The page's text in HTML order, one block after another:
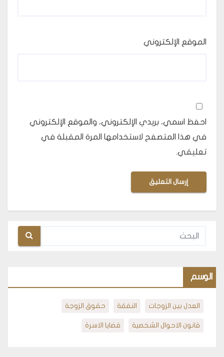
الموقع الإلكتروني
احفظ اسمي، بريدي الإلكتروني، والموقع الإلكتروني
في هذا المتصفح لاستخدامها المرة المقبلة في
تعليقي.
الوسم
العدل بين الزوجات النفقة حقوق الزوجة
قانون الاحوال الشخصية قضايا الاسرة